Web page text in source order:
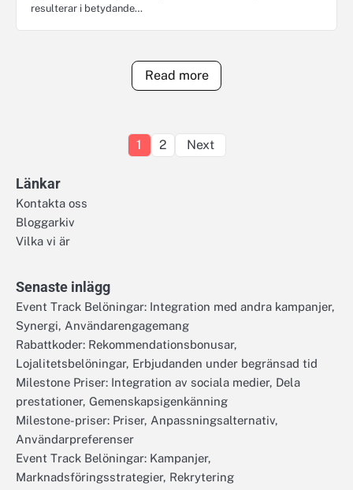
resulterar i betydande…
Read more
Posts
1 2 Next
Länkar
Kontakta oss
Bloggarkiv
Vilka vi är
Senaste inlägg
Event Track Belöningar: Integration med andra kampanjer,
Synergi, Användarengagemang
Rabattkoder: Rekommendationsbonusar,
Lojalitetsbelöningar, Erbjudanden under begränsad tid
Milestone Priser: Integration av sociala medier, Dela
prestationer, Gemenskapsigenkänning
Milestone-priser: Priser, Anpassningsalternativ,
Användarpreferenser
Event Track Belöningar: Kampanjer,
Marknadsföringsstrategier, Rekrytering